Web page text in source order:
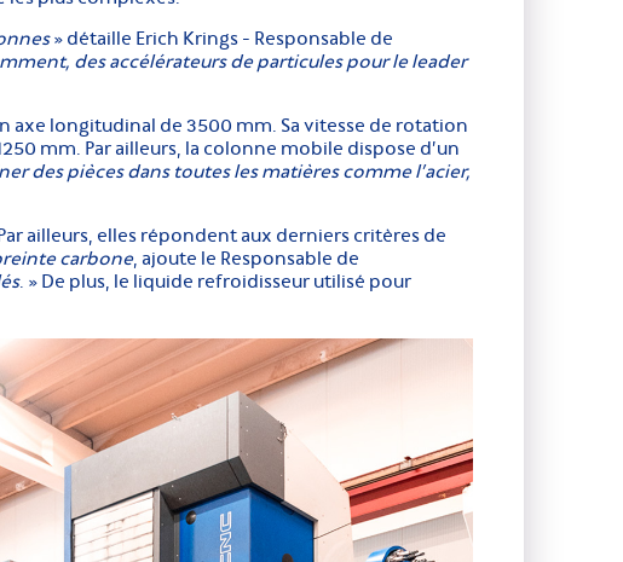
» détaille Erich Krings - Responsable de
des accélérateurs de particules pour le leader
axe longitudinal de 3500 mm. Sa vitesse de rotation
mm. Par ailleurs, la colonne mobile dispose d’un
des pièces dans toutes les matières comme l’acier,
ailleurs, elles répondent aux derniers critères de
carbone, ajoute le Responsable de
. » De plus, le liquide refroidisseur utilisé pour